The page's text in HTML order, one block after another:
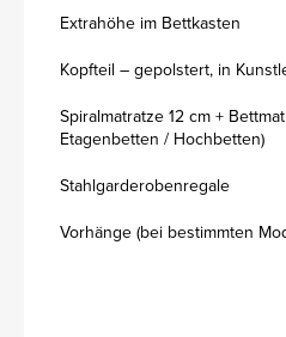
Extrahöhe im Bettkasten
Kopfteil – gepolstert, in
Spiralmatratze 12 cm +
Etagenbetten / Hochbetten)
Stahlgarderobenregale
Vorhänge (bei bestimmten